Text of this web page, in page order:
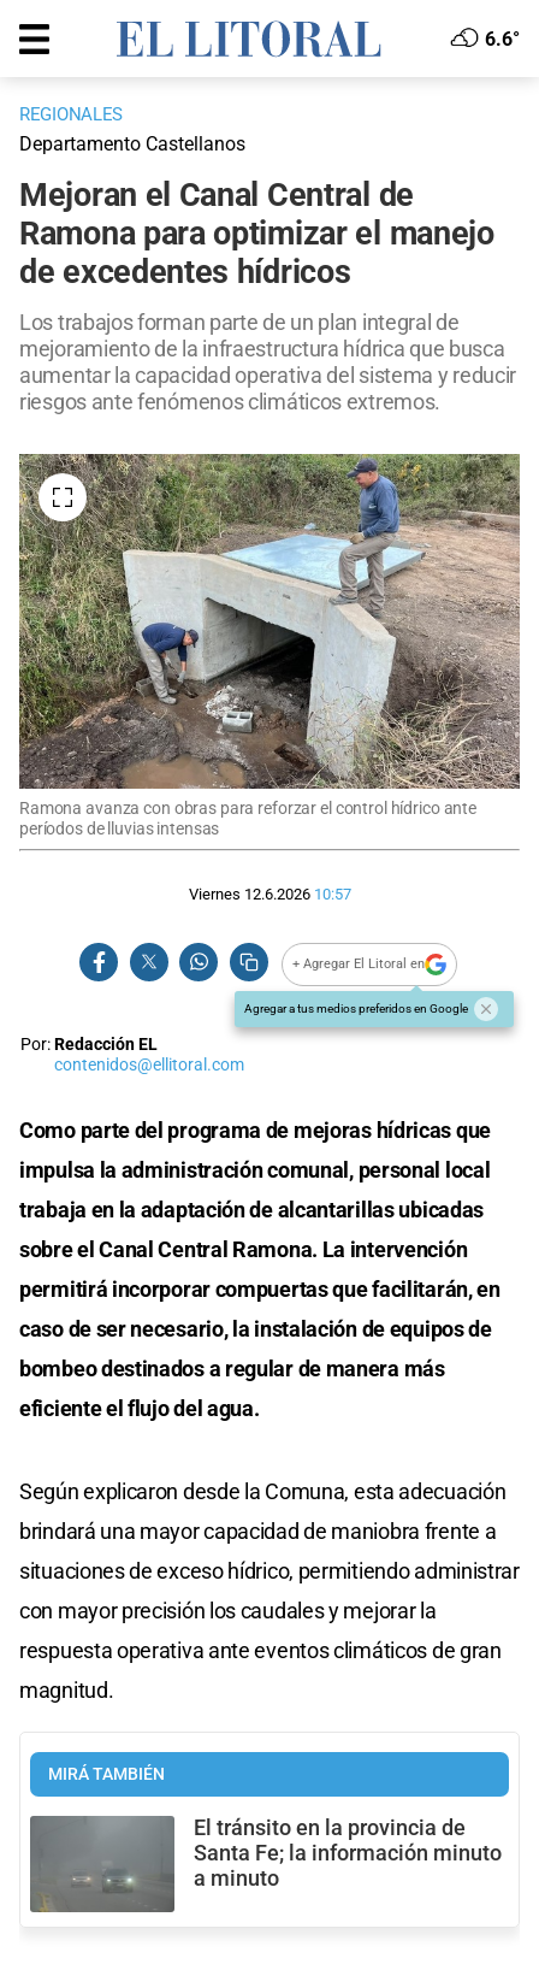
6.6°
REGIONALES
Departamento Castellanos
Mejoran el Canal Central de
Ramona para optimizar el manejo
de excedentes hídricos
Los trabajos forman parte de un plan integral de
mejoramiento de la infraestructura hídrica que busca
aumentar la capacidad operativa del sistema y reducir
riesgos ante fenómenos climáticos extremos.
Ramona avanza con obras para reforzar el control hídrico ante
períodos de lluvias intensas
Viernes 12.6.2026 10:57
+ Agregar El Litoral en
Agregar a tus medios preferidos en Google
Por:Redacción EL
contenidos@ellitoral.com
Como parte del programa de mejoras hídricas que
impulsa la administración comunal, personal local
trabaja en la adaptación de alcantarillas ubicadas
sobre el Canal Central Ramona. La intervención
permitirá incorporar compuertas que facilitarán, en
caso de ser necesario, la instalación de equipos de
bombeo destinados a regular de manera más
eficiente el flujo del agua.
Según explicaron desde la Comuna, esta adecuación
brindará una mayor capacidad de maniobra frente a
situaciones de exceso hídrico, permitiendo administrar
con mayor precisión los caudales y mejorar la
respuesta operativa ante eventos climáticos de gran
magnitud.
MIRÁ TAMBIÉN
El tránsito en la provincia de
Santa Fe; la información minuto
a minuto